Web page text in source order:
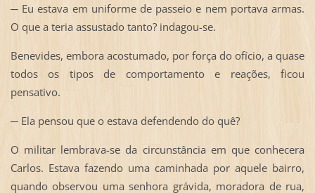
─ Eu estava em uniforme de passeio e nem portava armas.
O que a teria assustado tanto? indagou-se.
Benevides, embora acostumado, por força do ofício, a quase
todos os tipos de comportamento e reações, ficou
pensativo.
─ Ela pensou que o estava defendendo do quê?
O militar lembrava-se da circunstância em que conhecera
Carlos. Estava fazendo uma caminhada por aquele bairro,
quando observou uma senhora grávida, moradora de rua,